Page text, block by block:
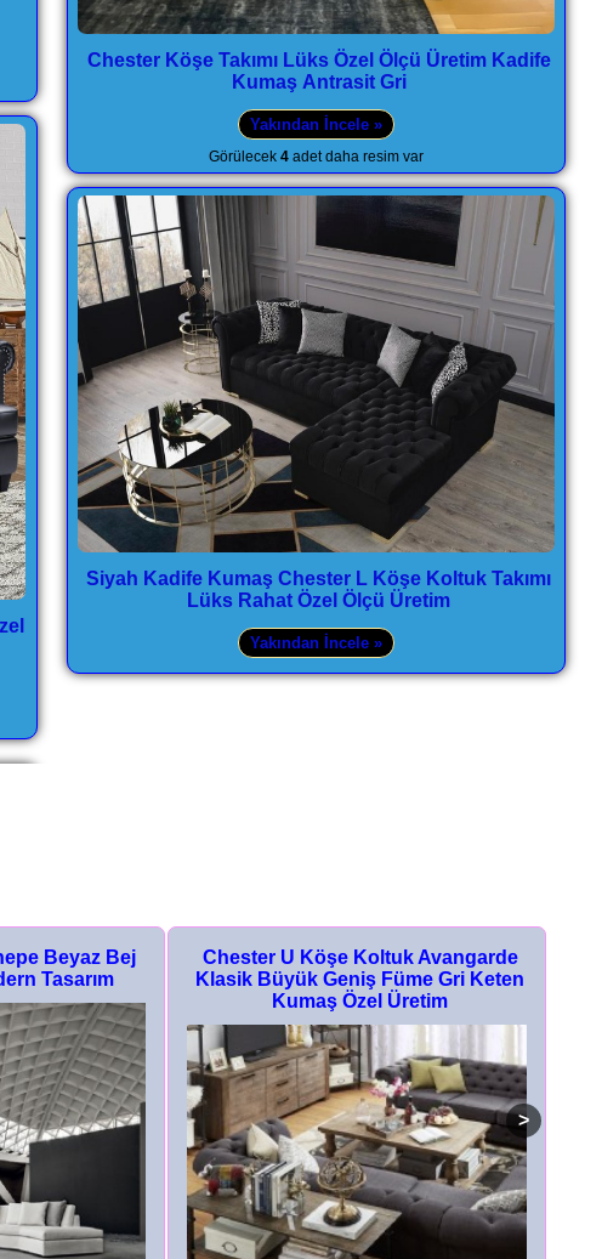
Chester Köşe Takımı Lüks Özel Ölçü Üretim Kadife
Kumaş Antrasit Gri
Yakından İncele »
Görülecek 4adet daha resim var
Siyah Kadife Kumaş Chester L Köşe Koltuk Takımı
Lüks Rahat Özel Ölçü Üretim
Yakından İncele »
Beyaz Bej
Tasarım
Chester U Köşe Koltuk Avangarde
Klasik Büyük Geniş Füme Gri Keten
Kumaş Özel Üretim